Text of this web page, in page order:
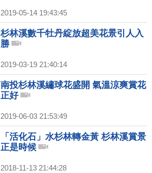
2019-05-14 19:43:45
杉林溪數千牡丹綻放超美花景引人入
勝
2019-03-19 21:40:14
南投杉林溪繡球花盛開 氣溫涼爽賞花
正好
2019-06-03 21:53:49
「活化石」水杉林轉金黃 杉林溪賞景
正是時候
2018-11-13 21:44:28